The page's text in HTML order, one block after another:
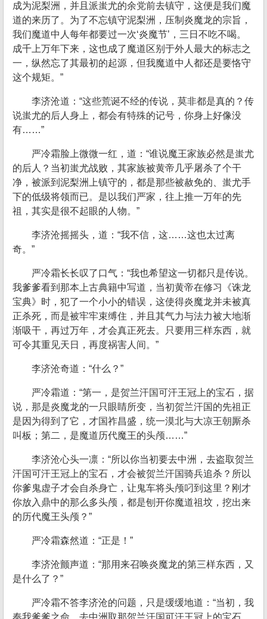
成为泥梨洲，并且派蚩尤的余党前去镇守，这便是我们魔
道的来历了。为了不忘镇守泥梨洲，压制炎魔龙的宗旨，
我们魔道中人每年都要过一次‘炎魔节’，三日不吃不喝。
成千上万年下来，这也成了魔道区别于外人最大的标志之
一，纵然忘了其最初的起源，但我魔道中人都还是要恪守
这个规矩。”
李济沧道：“这些荒诞不经的传说，莫非都是真的？传
说蚩尤的后人身上，都会有特殊的记号，你身上好像没
有……”
严冷霜脸上微微一红，道：“谁说魔王家族必然是蚩尤
的后人？当初蚩尤战败，其家族被黄帝几乎屠杀了个干
净，被派到泥梨洲上镇守的，都是那些被赦免的、蚩尤手
下的低级将领而已。是以我们严家，往上推一万年的先
祖，其实是很不起眼的人物。”
李济沧摇摇头，道：“我不信，这……这也太过离
奇。”
严冷霜长长叹了口气：“我也希望这一切都只是传说。
我爹爹看到那本上古典籍中写道，当初黄帝在修习《诛龙
宝典》时，犯了一个小小的错误，这使得炎魔龙并未被真
正杀死，而是被牢牢束缚住，并且其气力与法力被大地渐
渐吸干，再过万年，才会真正死去。只要用三样东西，就
可令其重见天日，再度祸害人间。”
李济沧奇道：“什么？”
严冷霜道：“第一，是贺兰汗国可汗王冠上的宝石，据
说，那是炎魔龙的一只眼睛所变，当初贺兰汗国的先祖正
是因为得到了它，才国祚昌盛，统一漠北与大凉王朝厮杀
叫板；第二，是魔道历代魔王的头颅……”
李济沧心头一凛：“所以你当初要去中洲，去盗取贺兰
汗国可汗王冠上的宝石，才会被贺兰汗国骑兵追杀？所以
你爹鬼虚子才会自杀身亡，让鬼车将头颅叼到这里？刚才
你放入鼎中的那么多头颅，都是刨开你魔道祖坟，挖出来
的历代魔王头颅？”
严冷霜森然道：“正是！”
李济沧颤声道：“那用来召唤炎魔龙的第三样东西，又
是什么了？”
严冷霜不答李济沧的问题，只是缓缓地道：“当初，我
奉我爹爹之命，去中洲取那贺兰汗国可汗王冠上的宝石，